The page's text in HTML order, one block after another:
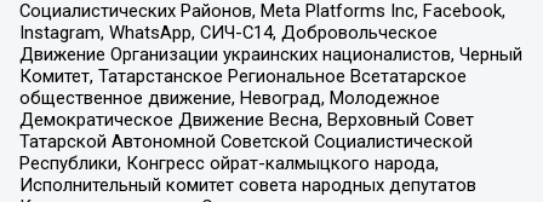
Социалистических Районов, Meta Platforms Inc, Facebook,
Instagram, WhatsApp, СИЧ-С14, Добровольческое
Движение Организации украинских националистов, Черный
Комитет, Татарстанское Региональное Всетатарское
общественное движение, Невоград, Молодежное
Демократическое Движение Весна, Верховный Совет
Татарской Автономной Советской Социалистической
Республики, Конгресс ойрат-калмыцкого народа,
Исполнительный комитет совета народных депутатов